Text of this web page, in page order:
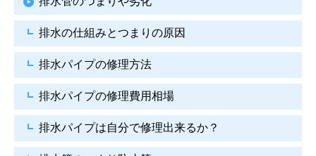
排水の仕組みとつまりの原因
排水パイプの修理方法
排水パイプの修理費用相場
排水パイプは自分で修理出来るか？